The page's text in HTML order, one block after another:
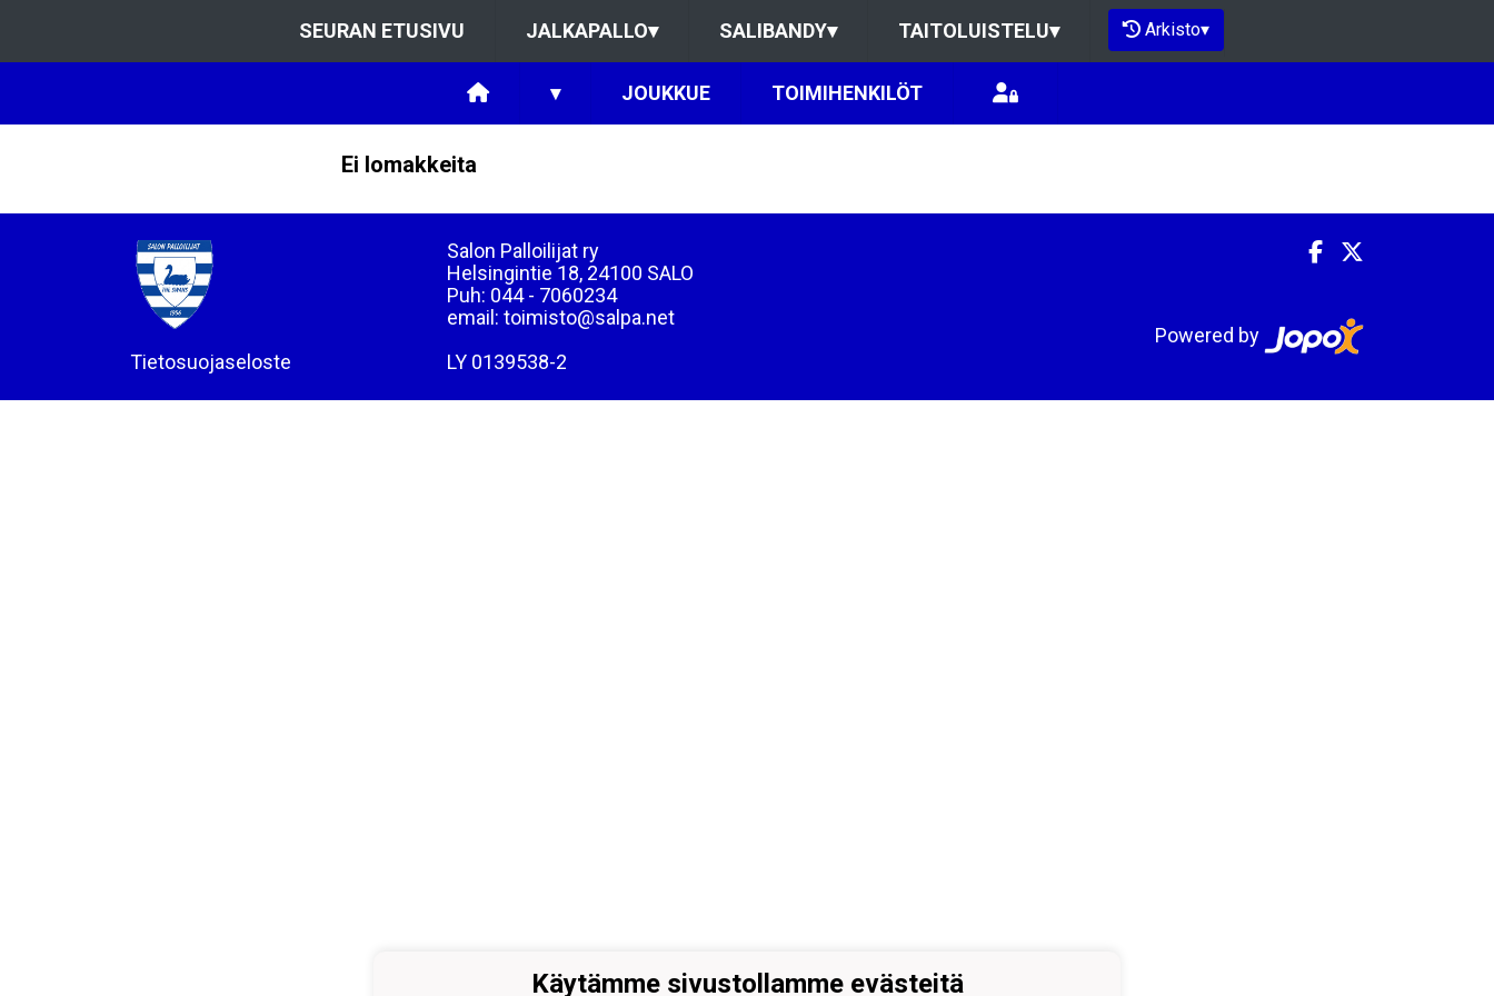
SEURAN ETUSIVU JALKAPALLO▾ SALIBANDY▾ TAITOLUISTELU▾ Arkisto▾
▾ JOUKKUE TOIMIHENKILÖT
Ei lomakkeita
Tietosuojaseloste
Salon Palloilijat ry
Helsingintie 18, 24100 SALO
Puh: 044 - 7060234
email: toimisto@salpa.net
LY 0139538-2
Powered by
Käytämme sivustollamme evästeitä